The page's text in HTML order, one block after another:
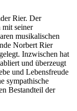
Rier. Der
mit seiner
musikalischen
Norbert Rier
Inzwischen hat
und überzeugt
und Lebensfreude
sympathische
Bestandteil der